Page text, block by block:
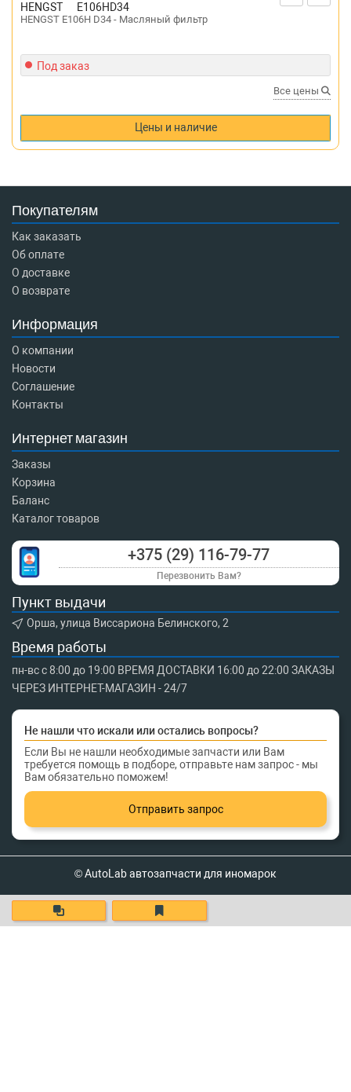
HENGST E106HD34
HENGST E106H D34 - Масляный фильтр
Под заказ
Все цены
Цены и наличие
Покупателям
Как заказать
Об оплате
О доставке
О возврате
Информация
О компании
Новости
Соглашение
Контакты
Интернет магазин
Заказы
Корзина
Баланс
Каталог товаров
+375 (29) 116-79-77
Перезвонить Вам?
Пункт выдачи
Орша, улица Виссариона Белинского, 2
Время работы
пн-вс с 8:00 до 19:00 ВРЕМЯ ДОСТАВКИ 16:00 до 22:00 ЗАКАЗЫ
ЧЕРЕЗ ИНТЕРНЕТ-МАГАЗИН - 24/7
Не нашли что искали или остались вопросы?
Если Вы не нашли необходимые запчасти или Вам
требуется помощь в подборе, отправьте нам запрос - мы
Вам обязательно поможем!
Отправить запрос
© AutoLab автозапчасти для иномарок